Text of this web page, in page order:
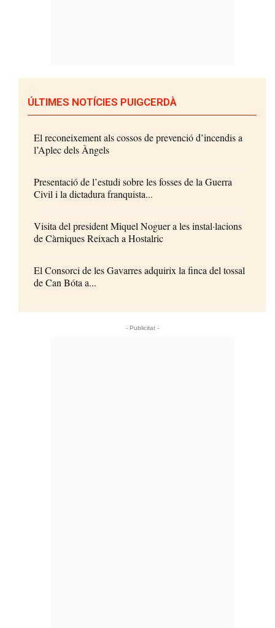
ÚLTIMES NOTÍCIES PUIGCERDÀ
El reconeixement als cossos de prevenció d’incendis a
l’Aplec dels Àngels
Presentació de l’estudi sobre les fosses de la Guerra
Civil i la dictadura franquista...
Visita del president Miquel Noguer a les instal·lacions
de Càrniques Reixach a Hostalric
El Consorci de les Gavarres adquirix la finca del tossal
de Can Bóta a...
- Publicitat -